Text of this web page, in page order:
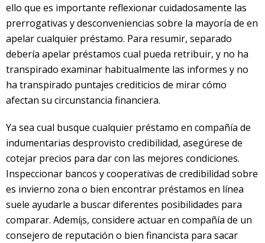
ello que es importante reflexionar cuidadosamente las
prerrogativas y desconveniencias sobre la mayorí­a de en
apelar cualquier préstamo. Para resumir, separado
debería apelar préstamos cual pueda retribuir, y no ha
transpirado examinar habitualmente las informes y no
ha transpirado puntajes crediticios de mirar cómo
afectan su circunstancia financiera.
Ya sea cual busque cualquier préstamo en compañía de
indumentarias desprovisto credibilidad, asegúrese de
cotejar precios para dar con las mejores condiciones.
Inspeccionar bancos y cooperativas de credibilidad sobre
es invierno zona o bien encontrar préstamos en línea
suele ayudarle a buscar diferentes posibilidades para
comparar. Ademí¡s, considere actuar en compañía de un
consejero de reputación o bien financista para sacar